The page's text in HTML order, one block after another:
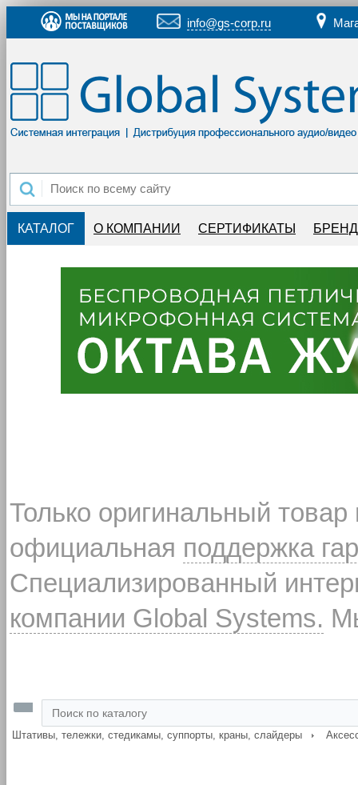
info@gs-corp.ru
КАТАЛОГ О КОМПАНИИ СЕРТИФИКАТЫ
Только оригинальный
официальная поддержка
Специализированный
компании Global Systems.
Штативы, тележки, стедикамы, суппорты, краны, слайдеры